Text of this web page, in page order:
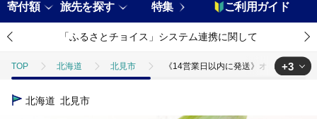
寄付額 旅先を探す 特集 ご利用ガイド
「ふるさとチョイス」システム連携に関して
TOP 北海道 北見市 《14営業日以内に発送》オホーツク
TOP
+3
北海道 北見市